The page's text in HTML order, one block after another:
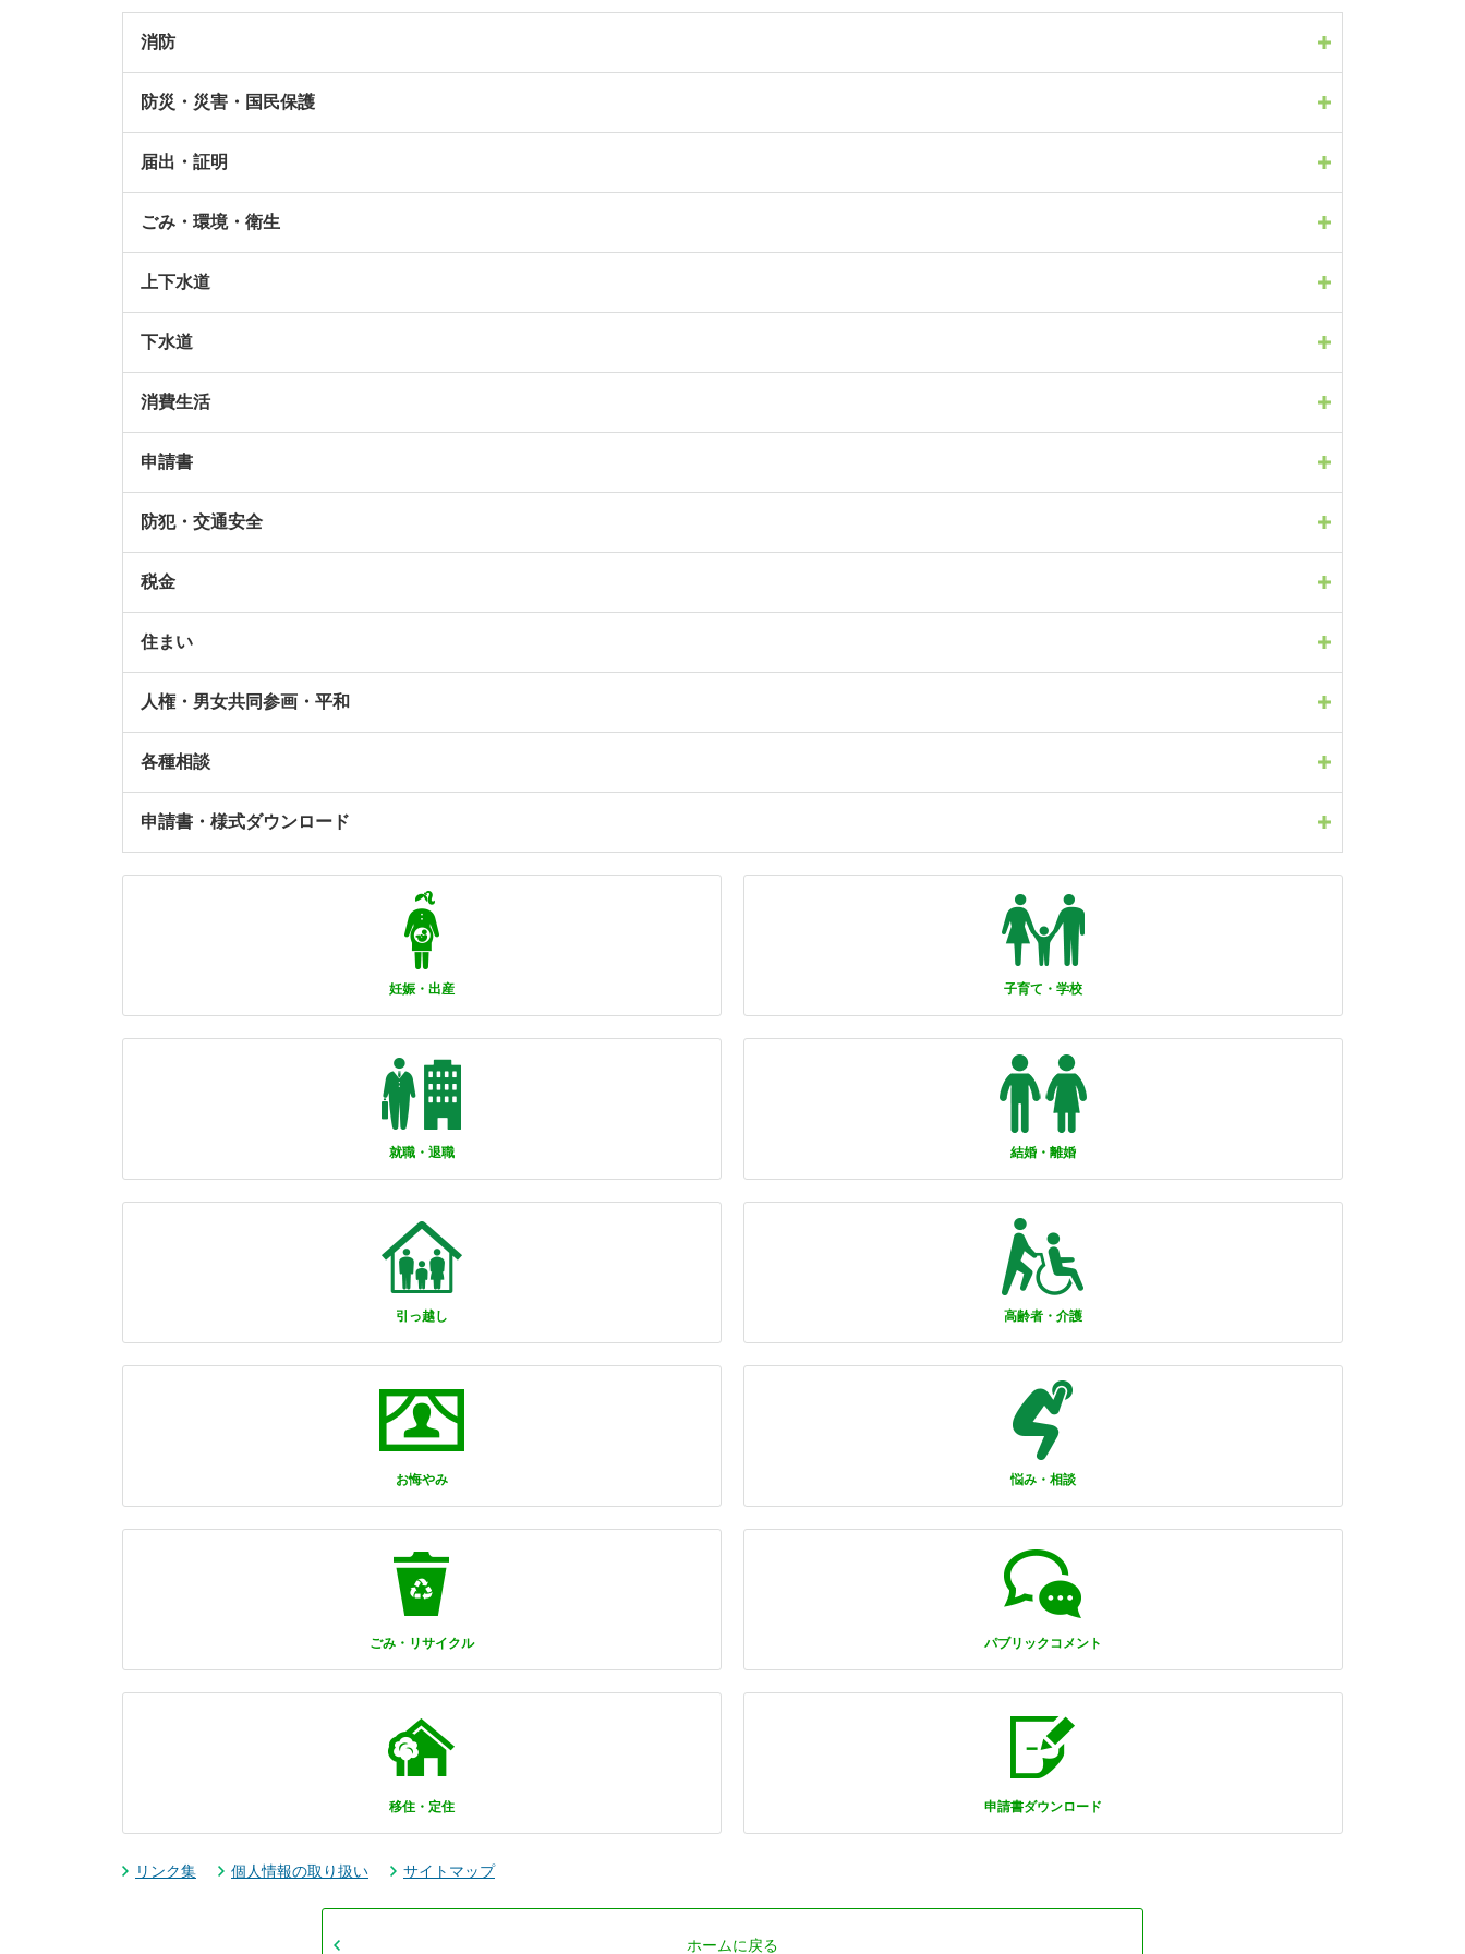
消防
防災・災害・国民保護
届出・証明
ごみ・環境・衛生
上下水道
下水道
消費生活
申請書
防犯・交通安全
税金
住まい
人権・男女共同参画・平和
各種相談
申請書・様式ダウンロード
妊娠・出産 子育て・学校
就職・退職 結婚・離婚
引っ越し 高齢者・介護
お悔やみ 悩み・相談
ごみ・リサイクル パブリックコメント
移住・定住 申請書ダウンロード
リンク集 個人情報の取り扱い サイトマップ
ホームに戻る